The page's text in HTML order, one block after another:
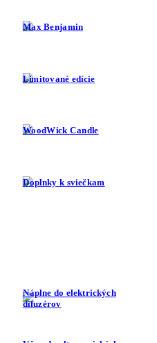
Max Benjamin
Limitované edície
WoodWick Candle
Doplnky k sviečkam
Náplne do elektrických
difuzérov